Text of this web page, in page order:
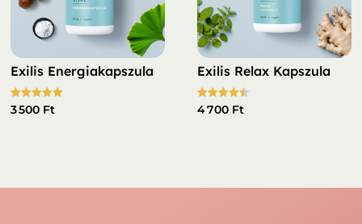
Exilis Energiakapszula
Értékelés:
5.00
3 500 Ft
Exilis Relax Kapszula
Értékelés:
4.50
4 700 Ft